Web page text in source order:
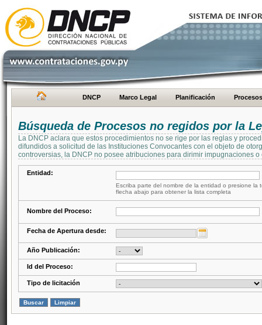
DNCP Marco Legal Planificación Procesos
Búsqueda de Procesos no regidos por la
La DNCP aclara que estos procedimientos no se rige por las reglas y
difundidos a solicitud de las Instituciones Convocantes con el objeto de
controversias, la DNCP no posee atribuciones para dirimir impugnaciones
Entidad:
Escriba parte del nombre de la entidad o presione la
flecha abajo para obtener la lista completa
Nombre del Proceso:
Fecha de Apertura desde:
Año Publicación:
Id del Proceso:
Tipo de licitación